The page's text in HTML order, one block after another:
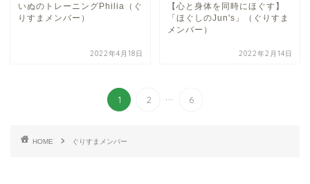
いぬのトレーニングPhilia（ぐ
りすまメンバー）
2022年4月18日
【心と身体を同時にほぐす】
「ほぐしのJun's」（ぐりすま
メンバー）
2022年2月14日
1 2 ... 6
HOME ぐりすまメンバー